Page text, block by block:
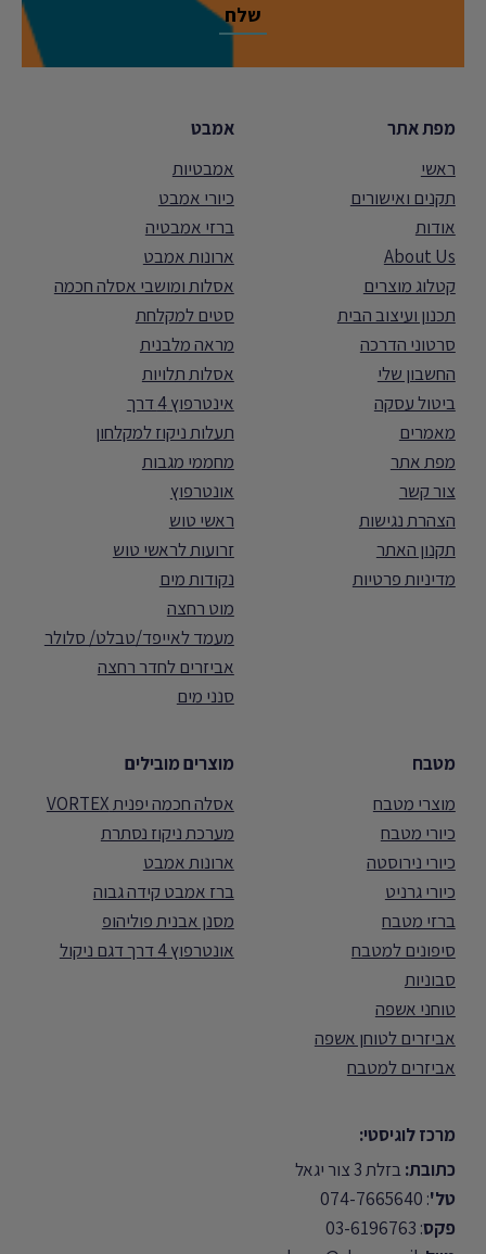
מפת אתר
ראשי
תקנים ואישורים
אודות
About Us
קטלוג מוצרים
תכנון ועיצוב הבית
סרטוני הדרכה
החשבון שלי
ביטול עסקה
מאמרים
מפת אתר
צור קשר
הצהרת נגישות
תקנון האתר
מדיניות פרטיות
אמבט
אמבטיות
כיורי אמבט
ברזי אמבטיה
ארונות אמבט
אסלות ומושבי אסלה חכמה
סטים למקלחת
מראה מלבנית
אסלות תלויות
אינטרפוץ 4 דרך
תעלות ניקוז למקלחון
מחממי מגבות
אונטרפוץ
ראשי טוש
זרועות לראשי טוש
נקודות מים
מוט רחצה
מעמד לאייפד/טבלט/ סלולר
אביזרים לחדר רחצה
סנני מים
מטבח
מוצרי מטבח
כיורי מטבח
כיורי נירוסטה
כיורי גרניט
ברזי מטבח
סיפונים למטבח
סבוניות
טוחני אשפה
אביזרים לטוחן אשפה
אביזרים למטבח
מוצרים מובילים
אסלה חכמה יפנית VORTEX
מערכת ניקוז נסתרת
ארונות אמבט
ברז אמבט קידה גבוה
מסנן אבנית פוליהופ
אונטרפוץ 4 דרך דגם ניקול
מרכז לוגיסטי:
כתובת:בזלת 3 צור יגאל
טל': 074-7665640
פקס: 03-6196763